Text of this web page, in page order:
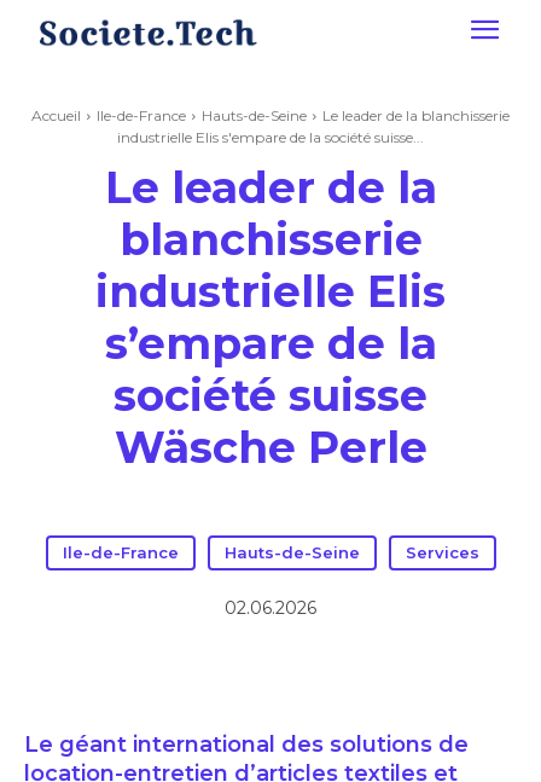
Accueil Ile-de-France Hauts-de-Seine
Le leader de la blanchisserie
industrielle Elis s'empare de la société suisse...
Le leader de la
blanchisserie
industrielle Elis
s’empare de la
société suisse
Wäsche Perle
Ile-de-France Hauts-de-Seine Services
02.06.2026
Le géant international des solutions de
location-entretien d’articles textiles et